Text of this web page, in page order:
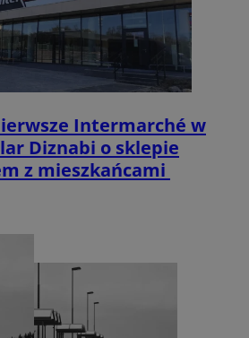
Intermarché w
Diznabi o sklepie
z mieszkańcami